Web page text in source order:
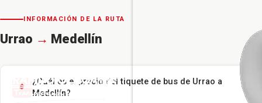
INFORMACIÓN DE LA RUTA
Urrao → Medellín
¿Cuál es el precio del tiquete de bus de Urrao a
Medellín?